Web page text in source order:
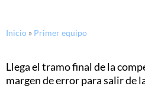
Inicio » Primer equipo
Llega el tramo final de la
margen de error para salir de